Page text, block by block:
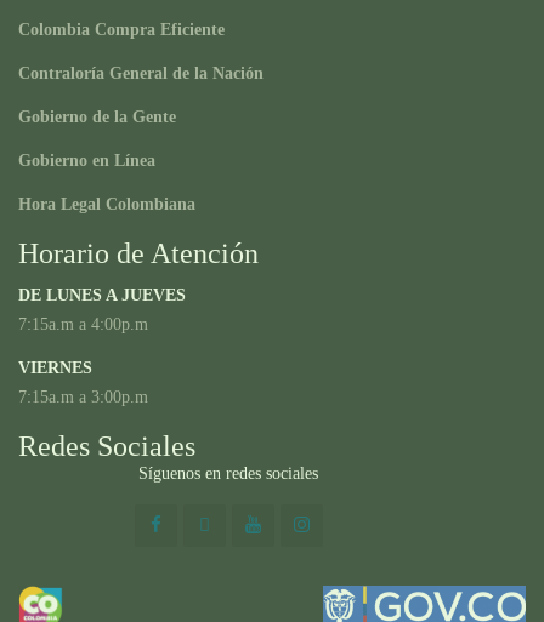
Colombia Compra Eficiente
Contraloría General de la Nación
Gobierno de la Gente
Gobierno en Línea
Hora Legal Colombiana
Horario de Atención
DE LUNES A JUEVES
7:15a.m a 4:00p.m
VIERNES
7:15a.m a 3:00p.m
Redes Sociales
Síguenos en redes sociales